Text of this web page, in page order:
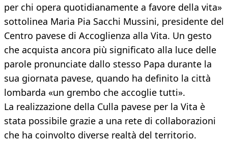
per chi opera quotidianamente a favore della vita»
sottolinea Maria Pia Sacchi Mussini, presidente del
Centro pavese di Accoglienza alla Vita. Un gesto
che acquista ancora più significato alla luce delle
parole pronunciate dallo stesso Papa durante la
sua giornata pavese, quando ha definito la città
lombarda «un grembo che accoglie tutti».
La realizzazione della Culla pavese per la Vita è
stata possibile grazie a una rete di collaborazioni
che ha coinvolto diverse realtà del territorio.